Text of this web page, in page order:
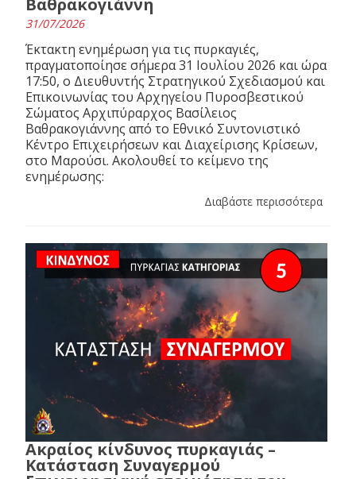
Βαθρακογιάννη
31/07/2026
Έκτακτη ενημέρωση για τις πυρκαγιές,
πραγματοποίησε σήμερα 31 Ιουλίου 2026 και ώρα
17:50, ο Διευθυντής Στρατηγικού Σχεδιασμού και
Επικοινωνίας του Αρχηγείου Πυροσβεστικού
Σώματος Αρχιπύραρχος Βασίλειος
Βαθρακογιάννης από το Εθνικό Συντονιστικό
Κέντρο Επιχειρήσεων και Διαχείρισης Κρίσεων,
στο Μαρούσι. Ακολουθεί το κείμενο της
ενημέρωσης:
Διαβάστε περισσότερα
Ακραίος κίνδυνος πυρκαγιάς –
Κατάσταση Συναγερμού